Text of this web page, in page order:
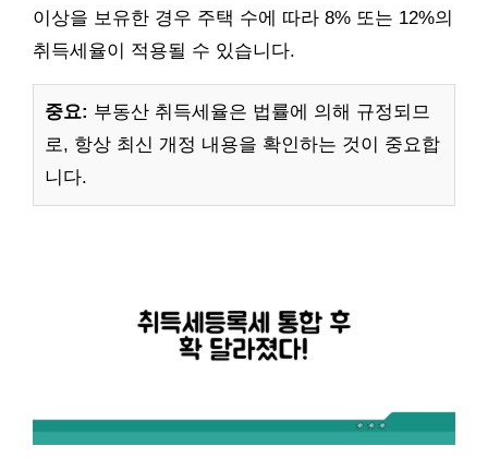
이상을 보유한 경우 주택 수에 따라 8% 또는 12%의
취득세율이 적용될 수 있습니다.
중요: 부동산 취득세율은 법률에 의해 규정되므
로, 항상 최신 개정 내용을 확인하는 것이 중요합
니다.